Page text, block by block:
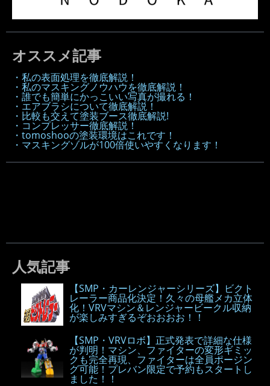
オススメ記事
・私の表面処理を徹底解説！
・私のマスキングノウハウを徹底解説！
・誰でも簡単にかっこいい写真が撮れる！
・エアブラシについて徹底解説！
・比較も交えて塗装ブース徹底解説!
・コンプレッサー徹底解説！
・tomoshooの塗装環境はこれです！
・マスキングゾルが100倍使いやすくなります！
人気記事
【SMP・カーレンジャーシリーズ】ビクト
レーラー商品化決定！久々の母艦メカ立体
化！VRVマシン＆レンジャービークル収納
が楽しみすぎるぞおおおお！！
【SMP・VRVロボ】正式発表で詳細な仕様
が判明！マシン、ファイターの変形ギミッ
クも完全再現、ファイターは全員ポージン
グ可能！プレバン限定で予約もスタートし
ました！！